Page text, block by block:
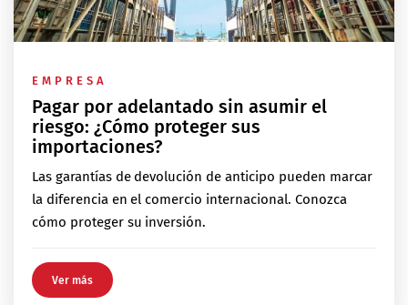
EMPRESA
Pagar por adelantado sin asumir el
riesgo: ¿Cómo proteger sus
importaciones?
Las garantías de devolución de anticipo pueden marcar
la diferencia en el comercio internacional. Conozca
cómo proteger su inversión.
Ver más